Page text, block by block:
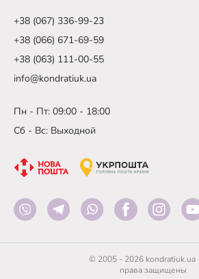
+38 (067) 336-99-23
+38 (066) 671-69-59
+38 (063) 111-00-55
info@kondratiuk.ua
Пн - Пт: 09:00 - 18:00
Сб - Вс: Выходной
© 2005 - 2026 kondratiuk.ua
права защищены